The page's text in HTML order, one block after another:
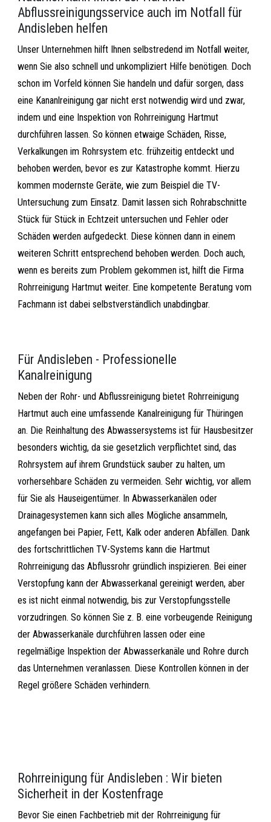
Abflussreinigungsservice auch im Notfall für
Andisleben helfen
Unser Unternehmen hilft Ihnen selbstredend im Notfall weiter,
wenn Sie also schnell und unkompliziert Hilfe benötigen. Doch
schon im Vorfeld können Sie handeln und dafür sorgen, dass
eine Kananlreinigung gar nicht erst notwendig wird und zwar,
indem und eine Inspektion von Rohrreinigung Hartmut
durchführen lassen. So können etwaige Schäden, Risse,
Verkalkungen im Rohrsystem etc. frühzeitig entdeckt und
behoben werden, bevor es zur Katastrophe kommt. Hierzu
kommen modernste Geräte, wie zum Beispiel die TV-
Untersuchung zum Einsatz. Damit lassen sich Rohrabschnitte
Stück für Stück in Echtzeit untersuchen und Fehler oder
Schäden werden aufgedeckt. Diese können dann in einem
weiteren Schritt entsprechend behoben werden. Doch auch,
wenn es bereits zum Problem gekommen ist, hilft die Firma
Rohrreinigung Hartmut weiter. Eine kompetente Beratung vom
Fachmann ist dabei selbstverständlich unabdingbar.
Für Andisleben - Professionelle
Kanalreinigung
Neben der Rohr- und Abflussreinigung bietet Rohrreinigung
Hartmut auch eine umfassende Kanalreinigung für Thüringen
an. Die Reinhaltung des Abwassersystems ist für Hausbesitzer
besonders wichtig, da sie gesetzlich verpflichtet sind, das
Rohrsystem auf ihrem Grundstück sauber zu halten, um
vorhersehbare Schäden zu vermeiden. Sehr wichtig, vor allem
für Sie als Hauseigentümer. In Abwasserkanälen oder
Drainagesystemen kann sich alles Mögliche ansammeln,
angefangen bei Papier, Fett, Kalk oder anderen Abfällen. Dank
des fortschrittlichen TV-Systems kann die Hartmut
Rohrreinigung das Abflussrohr gründlich inspizieren. Bei einer
Verstopfung kann der Abwasserkanal gereinigt werden, aber
es ist nicht einmal notwendig, bis zur Verstopfungsstelle
vorzudringen. So können Sie z. B. eine vorbeugende Reinigung
der Abwasserkanäle durchführen lassen oder eine
regelmäßige Inspektion der Abwasserkanäle und Rohre durch
das Unternehmen veranlassen. Diese Kontrollen können in der
Regel größere Schäden verhindern.
Rohrreinigung für Andisleben : Wir bieten
Sicherheit in der Kostenfrage
Bevor Sie einen Fachbetrieb mit der Rohrreinigung für